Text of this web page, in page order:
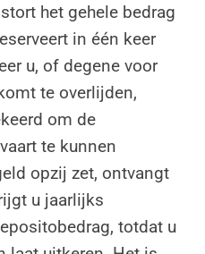
het gehele bedrag
in één keer
u, of degene voor
te overlijden,
om de
te kunnen
opzij zet, ontvangt
u jaarlijks
totdat u